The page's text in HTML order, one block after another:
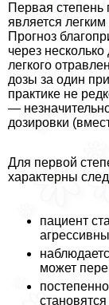
Первая степень
является
Прогноз
через
легкого
дозы за один
пpaктике не
—
дозировки
Для первой
хаpaктерны
пациент
может